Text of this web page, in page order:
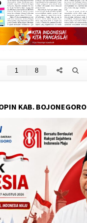
KAB. BOJONEGORO